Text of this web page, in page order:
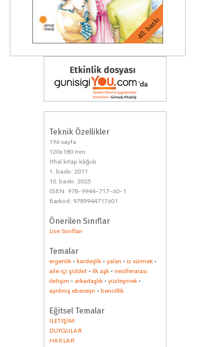
40. baskı
Teknik Özellikler
196 sayfa
120x180 mm
İthal kitap kâğıdı
1. baskı: 2011
10. baskı: 2025
ISBN: 978-9944-717-60-1
Barkod: 9789944717601
Önerilen Sınıflar
Lise Sınıfları
Temalar
ergenlik • kardeşlik • yalan • iz sürmek •
aile içi şiddet • ilk aşk • nesillerarası
iletişim • arkadaşlık • yüzleşmek •
ayrılmış ebeveyn • bencillik
Eğitsel Temalar
İLETİŞİM
DUYGULAR
HAKLAR